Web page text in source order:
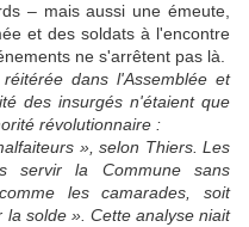
– mais aussi une émeute,
et des soldats à l'encontre
ne s'arrêtent pas là.
dans l'Assemblée et
des insurgés n'étaient que
révolutionnaire :
», selon Thiers. Les
servir la Commune sans
les camarades, soit
solde ». Cette analyse niait